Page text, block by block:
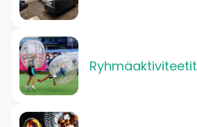
Ryhmäaktiviteetit